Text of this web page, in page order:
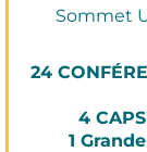
Sommet
24
4
1